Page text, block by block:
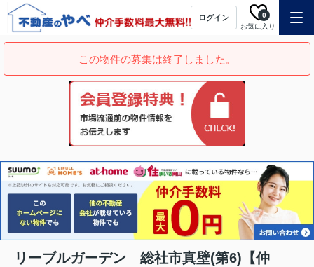
ログイン
お気に入り
0
この物件の募集は終了しました。
リーブルガーデン 総社市真壁(第6)【仲